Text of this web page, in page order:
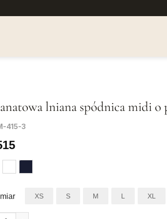
lniana spódnica midi
415-3
XS S M L XL
Granatowa lniana spódnica midi o prostym kroju